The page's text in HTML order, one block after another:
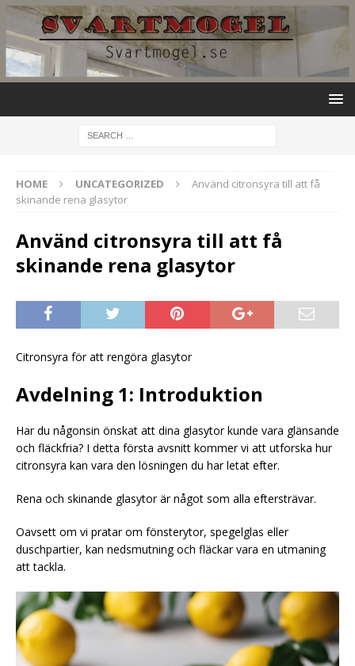
HOME UNCATEGORIZED
Använd citronsyra till att få
skinande rena glasytor
Använd citronsyra till att få
skinande rena glasytor
Citronsyra för att rengöra glasytor
Avdelning 1: Introduktion
Har du någonsin önskat att dina glasytor kunde vara glänsande
och fläckfria? I detta första avsnitt kommer vi att utforska hur
citronsyra kan vara den lösningen du har letat efter.
Rena och skinande glasytor är något som alla eftersträvar.
Oavsett om vi pratar om fönsterytor, spegelglas eller
duschpartier, kan nedsmutning och fläckar vara en utmaning
att tackla.